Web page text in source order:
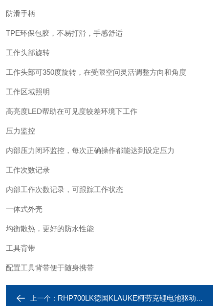
防滑手柄
TPE环保包胶，不易打滑，手感舒适
工作头部旋转
工作头部可350度旋转，在受限空问灵活调整方向和角度
工作区域照明
高亮度LED帮助在可见度较差环境下工作
压力监控
内部压力闭环监控，每次正确操作都能达到设定压力
工作次数记录
内部工作次数记录，可跟踪工作状态
一体式外壳
均衡散热，更好的防水性能
工具背带
配置工具背带便于随身携带
上一个： RHP700LK德国KLAUKE柯劳克锂电池驱动液压泵